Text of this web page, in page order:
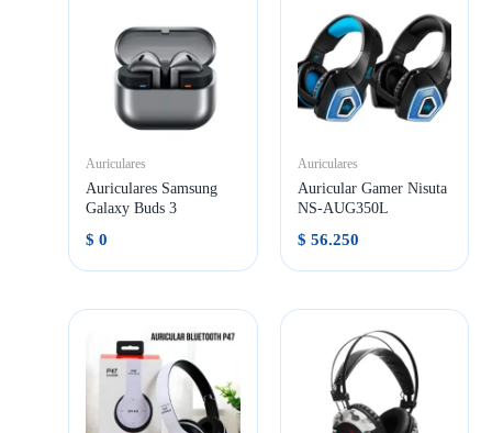
Auriculares
Auriculares Samsung
Galaxy Buds 3
$ 0
Auriculares
Auricular Gamer Nisuta
NS-AUG350L
$ 56.250